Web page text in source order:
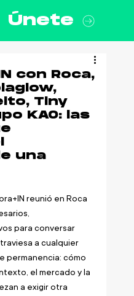
Únete
con Roca,
Tiny
KAO: las
una
reunió en Roca
para conversar
a cualquier
permanencia: cómo
el mercado y la
a exigir otra